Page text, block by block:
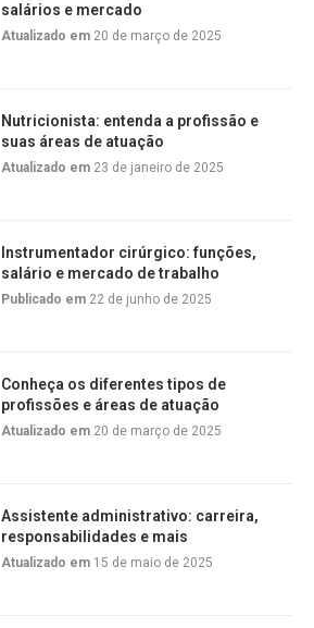
salários e mercado
Atualizado em 20 de março de 2025
Nutricionista: entenda a profissão e
suas áreas de atuação
Atualizado em 23 de janeiro de 2025
Instrumentador cirúrgico: funções,
salário e mercado de trabalho
Publicado em 22 de junho de 2025
Conheça os diferentes tipos de
profissões e áreas de atuação
Atualizado em 20 de março de 2025
Assistente administrativo: carreira,
responsabilidades e mais
Atualizado em 15 de maio de 2025